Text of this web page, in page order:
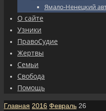
Ямало-Ненецкий
О сайте
Узники
ПравоСудие
Жертвы
Семьи
Свобода
Помощь
Главная 2016 Февраль 26